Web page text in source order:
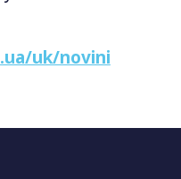
uk/novini